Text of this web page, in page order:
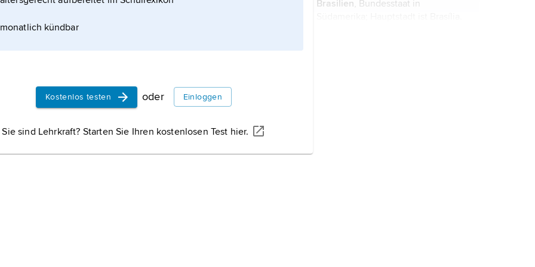
monatlich kündbar
Kostenlos testen oder Einloggen
Sie sind Lehrkraft? Starten Sie Ihren kostenlosen Test hier.
Brasilien , Bundesstaat in